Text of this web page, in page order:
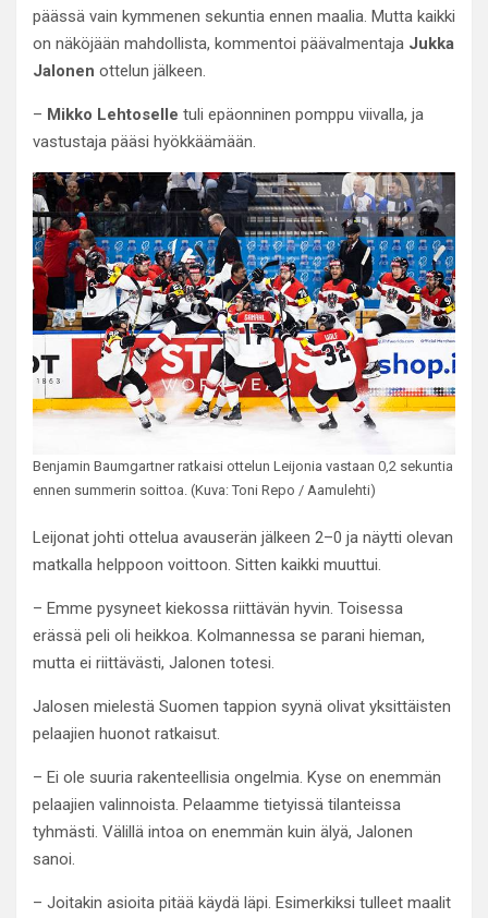
päässä vain kymmenen sekuntia ennen maalia. Mutta kaikki
on näköjään mahdollista, kommentoi päävalmentaja Jukka
Jalonen ottelun jälkeen.
– Mikko Lehtoselle tuli epäonninen pomppu viivalla, ja
vastustaja pääsi hyökkäämään.
Benjamin Baumgartner ratkaisi ottelun Leijonia vastaan 0,2 sekuntia
ennen summerin soittoa. (Kuva: Toni Repo / Aamulehti)
Leijonat johti ottelua avauserän jälkeen 2–0 ja näytti olevan
matkalla helppoon voittoon. Sitten kaikki muuttui.
– Emme pysyneet kiekossa riittävän hyvin. Toisessa
erässä peli oli heikkoa. Kolmannessa se parani hieman,
mutta ei riittävästi, Jalonen totesi.
Jalosen mielestä Suomen tappion syynä olivat yksittäisten
pelaajien huonot ratkaisut.
– Ei ole suuria rakenteellisia ongelmia. Kyse on enemmän
pelaajien valinnoista. Pelaamme tietyissä tilanteissa
tyhmästi. Välillä intoa on enemmän kuin älyä, Jalonen
sanoi.
– Joitakin asioita pitää käydä läpi. Esimerkiksi tulleet maalit